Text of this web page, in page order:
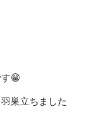
😁
巣立ちました